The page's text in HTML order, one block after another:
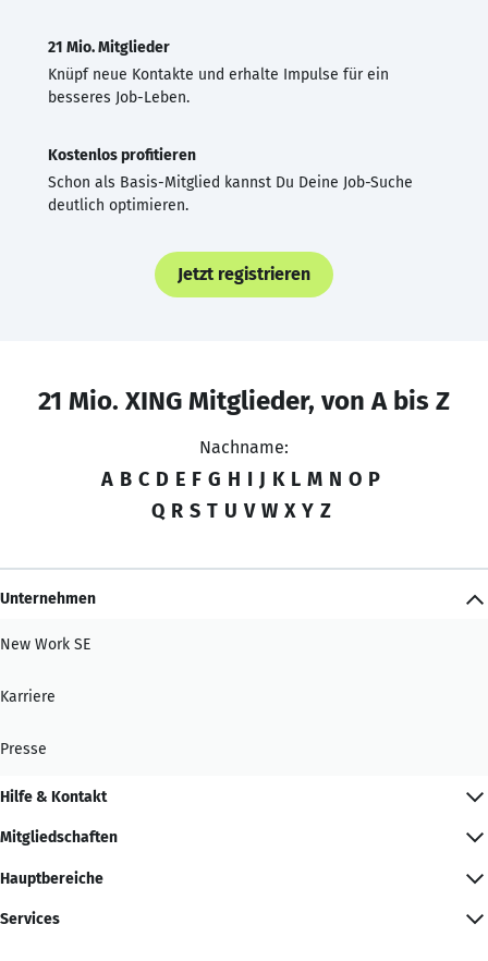
21 Mio. Mitglieder
Knüpf neue Kontakte und erhalte Impulse für ein
besseres Job-Leben.
Kostenlos profitieren
Schon als Basis-Mitglied kannst Du Deine Job-Suche
deutlich optimieren.
Jetzt registrieren
21 Mio. XING Mitglieder, von A bis Z
Nachname:
A B C D E F G H I J K L M N O P
Q R S T U V W X Y Z
Unternehmen
New Work SE
Karriere
Presse
Hilfe & Kontakt
Mitgliedschaften
Hauptbereiche
Services